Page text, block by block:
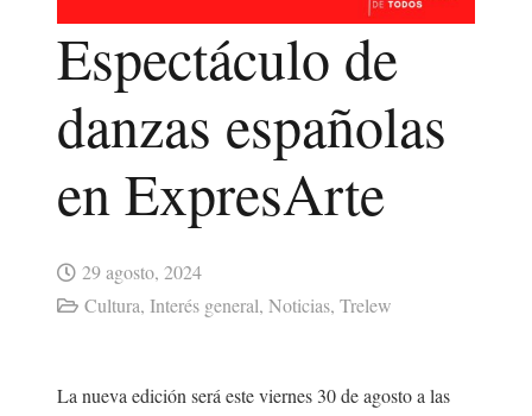
Espectáculo de
danzas españolas
en ExpresArte
29 agosto, 2024
Cultura, Interés general, Noticias, Trelew
La nueva edición será este viernes 30 de agosto a las